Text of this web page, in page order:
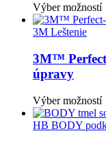
Výber možností
3M Leštenie
3M™
úpravy
Výber možností
HB BODY